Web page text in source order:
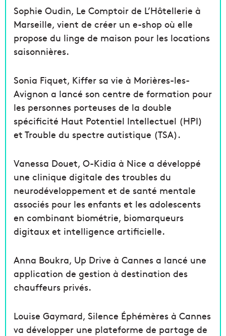
Sophie Oudin, Le Comptoir de L’Hôtellerie à
Marseille, vient de créer un e-shop où elle
propose du linge de maison pour les locations
saisonnières.
Sonia Fiquet, Kiffer sa vie à Morières-les-
Avignon a lancé son centre de formation pour
les personnes porteuses de la double
spécificité Haut Potentiel Intellectuel (HPI)
et Trouble du spectre autistique (TSA).
Vanessa Douet, O-Kidia à Nice a développé
une clinique digitale des troubles du
neurodéveloppement et de santé mentale
associés pour les enfants et les adolescents
en combinant biométrie, biomarqueurs
digitaux et intelligence artificielle.
Anna Boukra, Up Drive à Cannes a lancé une
application de gestion à destination des
chauffeurs privés.
Louise Gaymard, Silence Éphémères à Cannes
va développer une plateforme de partage de